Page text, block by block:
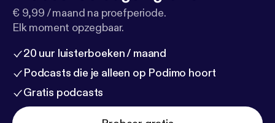
€ 9,99 / maand na proefperiode.
Elk moment opzegbaar.
20 uur luisterboeken / maand
Podcasts die je alleen op Podimo hoort
Gratis podcasts